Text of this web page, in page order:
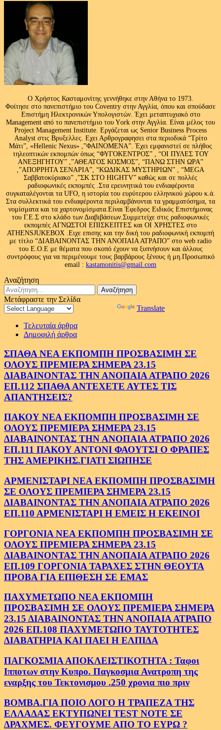
Ο Χρήστος Κασταμονίτης γεννήθηκε στην Αθήνα το 1973.
Φοίτησε στο πανεπιστήμιο του Coventry στην Αγγλία, όπου και σπούδασε
Επιστήμη Ηλεκτρονικών Υπολογιστών. Έχει μεταπτυχιακό στο
Management από το πανεπιστήμιο του Υork στην Αγγλία. Είναι μέλος του
Project Management Institute. Εργάζεται ως Senior Business Process
Analyst στις Βρυξελλες. Εχει Αρθρογραφησει στα περιοδικά “Τρίτο
Μάτι”, «Hellenic Nexus» ,”ΦΑΙΝΟΜΕΝΑ”. Έχει εμφανιστεί σε πλήθος
τηλεοπτικών εκπομπών όπως “ΦΥΓΟΚΕΝΤΡΟΣ” , “ΟΙ ΠΥΛΕΣ ΤΟΥ
ΑΝΕΞΗΓΗΤΟΥ” ,”ΑΘΕΑΤΟΣ ΚΟΣΜΟΣ”, “ΠΑΝΩ ΣΤΗΝ ΩΡΑ”
,”ΑΠΟΡΡΗΤΑ ΣΕΝΑΡΙΑ”, “ΚΩΔΙΚΑΣ ΜΥΣΤΗΡΙΩΝ” , “MEGA
Σαββατοκύριακο” ,”ΣΚ ΣΤΟ HIGHTV” καθώς και σε πολλές
ραδιοφωνικές εκπομπές .Στα ερευνητικά του ενδιαφέροντα
συγκαταλέγονται τα UFO, η ιστορία του ευρύτερου ελληνικού χώρου κ.ά.
Στα συλλεκτικά του ενδιαφέροντα περιλαμβάνονται τα γραμματόσημα, τα
νομίσματα και τα χαρτονομίσματα.Είναι Έφεδρος Ειδικός Επιστήμονας
του Γ.Ε.Σ στο κλάδο των Διαβιβάσεων.Συμμετείχε στις ραδιοφωνικές
εκπομπές ΑΓΝΩΣΤΟΙ ΕΠΙΣΚΕΠΤΕΣ και ΟΙ ΧΡΗΣΤΕΣ στο
ATHENSJUKEBOX .Ειχε επισης και την δική του ραδιοφωνική εκπομπή
με τίτλο “ΔΙΑΒΑΙΝΟΝΤΑΣ ΤΗΝ ΑΝΟΠΑΙΑ ΑΤΡΑΠΟ” στο web radio
του Ε.Ο.Ε με θέματα που σκοπό έχουν να ξυπνήσουν και άλλους
συντρόφους για να περιμένουμε τους βαρβάρους ξένους ή μη.Προσωπικό
email : kastamonitis@gmail.com
Αναζήτηση
Αναζήτηση
για:
Μετάφραστε την Σελίδα
Translate
Τελευταία άρθρα
Δημοφιλή άρθρα
ΣΠΑΘΑ ΝΕΑ ΕΚΠΟΜΠΗ ΠΡΟΣΒΑΣΙΜΗ ΣΕ
ΟΛΟΥΣ ΠΡΕΜΙΕΡΑ ΣΗΜΕΡΑ 23.15
ΔΙΑΒΑΙΝΟΝΤΑΣ ΤΗΝ ΑΝΟΠΑΙΑ ΑΤΡΑΠΟ 2026
ΕΠ.112 ΣΠΑΘΑ ΑΝΤΕΧΕΤΕ ΑΥΤΕΣ ΤΙΣ
ΑΠΑΝΤΗΣΕΙΣ?
ΠΑΚΟΥ ΝΕΑ ΕΚΠΟΜΠΗ ΠΡΟΣΒΑΣΙΜΗ ΣΕ
ΟΛΟΥΣ ΠΡΕΜΙΕΡΑ ΣΗΜΕΡΑ 23.15
ΔΙΑΒΑΙΝΟΝΤΑΣ ΤΗΝ ΑΝΟΠΑΙΑ ΑΤΡΑΠΟ 2026
ΕΠ.111 ΠΑΚΟΥ ΑΝΤΟΝΙ ΦΑΟΥΤΣΙ Ο ΦΡΑΠΕΣ
ΤΗΣ ΑΜΕΡΙΚΗΣ.ΓΙΑΤΙ ΣΙΩΠΗΣΕ
ΑΡΜΕΝΙΣΤΑΡΙ ΝΕΑ ΕΚΠΟΜΠΗ ΠΡΟΣΒΑΣΙΜΗ
ΣΕ ΟΛΟΥΣ ΠΡΕΜΙΕΡΑ ΣΗΜΕΡΑ 23.15
ΔΙΑΒΑΙΝΟΝΤΑΣ ΤΗΝ ΑΝΟΠΑΙΑ ΑΤΡΑΠΟ 2026
ΕΠ.110 ΑΡΜΕΝΙΣΤΑΡΙ Η ΕΜΕΙΣ Η ΕΚΕΙΝΟΙ
ΓΟΡΓΟΝΙΑ ΝΕΑ ΕΚΠΟΜΠΗ ΠΡΟΣΒΑΣΙΜΗ ΣΕ
ΟΛΟΥΣ ΠΡΕΜΙΕΡΑ ΣΗΜΕΡΑ 23.15
ΔΙΑΒΑΙΝΟΝΤΑΣ ΤΗΝ ΑΝΟΠΑΙΑ ΑΤΡΑΠΟ 2026
ΕΠ.109 ΓΟΡΓΟΝΙΑ ΤΑΡΑΧΕΣ ΣΤΗΝ ΘΕΟΥΤΑ
ΠΡΟΒΑ ΓΙΑ ΕΠΙΘΕΣΗ ΣΕ ΕΜΑΣ
ΠΑΧΥΜΕΤΩΠΟ ΝΕΑ ΕΚΠΟΜΠΗ
ΠΡΟΣΒΑΣΙΜΗ ΣΕ ΟΛΟΥΣ ΠΡΕΜΙΕΡΑ ΣΗΜΕΡΑ
23.15 ΔΙΑΒΑΙΝΟΝΤΑΣ ΤΗΝ ΑΝΟΠΑΙΑ ΑΤΡΑΠΟ
2026 ΕΠ.108 ΠΑΧΥΜΕΤΩΠΟ ΤΑΥΤΟΤΗΤΕΣ
ΔΙΑΒΑΤΗΡΙΑ ΚΑΙ ΠΑΕΙ Η ΕΛΠΙΔΑ
ΠΑΓΚΟΣΜΙΑ ΑΠΟΚΛΕΙΣΤΙΚΟΤΗΤΑ : Ταφοι
Ιπποτων στην Κυπρο. Παγκοσμια Ανατροπη της
εναρξης του Τεκτονισμου .250 χρονια πιο πριν
ΒΟΜΒΑ.ΓΙΑ ΠΟΙΟ ΛΟΓΟ Η ΤΡΑΠΕΖΑ ΤΗΣ
ΕΛΛΑΔΑΣ ΕΚΤΥΠΩΝΕΙ TEST NOTE ΣΕ
ΔΡΑΧΜΕΣ. ΦΕΥΓΟΥΜΕ ΑΠΟ ΤΟ ΕΥΡΩ ?